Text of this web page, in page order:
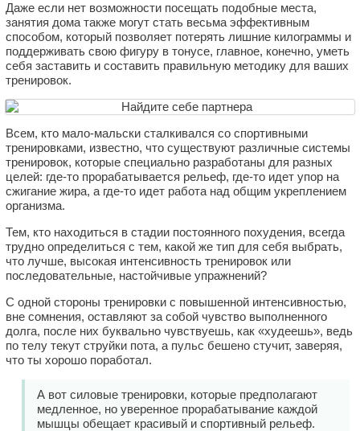
Даже если нет возможности посещать подобные места,
занятия дома также могут стать весьма эффективным
способом, который позволяет потерять лишние килограммы и
поддерживать свою фигуру в тонусе, главное, конечно, уметь
себя заставить и составить правильную методику для ваших
тренировок.
Всем, кто мало-мальски сталкивался со спортивными
тренировками, известно, что существуют различные системы
тренировок, которые специально разработаны для разных
целей: где-то прорабатывается рельеф, где-то идет упор на
сжигание жира, а где-то идет работа над общим укреплением
организма.
Тем, кто находиться в стадии постоянного похудения, всегда
трудно определиться с тем, какой же тип для себя выбрать,
что лучше, высокая интенсивность тренировок или
последовательные, настойчивые упражнений?
С одной стороны тренировки с повышенной интенсивностью,
вне сомнения, оставляют за собой чувство выполненного
долга, после них буквально чувствуешь, как «худеешь», ведь
по телу текут струйки пота, а пульс бешено стучит, заверяя,
что ты хорошо поработал.
А вот силовые тренировки, которые предполагают
медленное, но уверенное прорабатывание каждой
мышцы обещает красивый и спортивный рельеф.